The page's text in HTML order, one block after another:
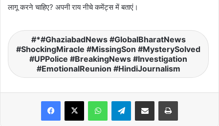
लागू करने चाहिए? अपनी राय नीचे कमेंट्स में बताएं।
*#GhaziabadNews #GlobalBharatNews
#ShockingMiracle #MissingSon #MysterySolved
#UPPolice #BreakingNews #Investigation
#EmotionalReunion #HindiJournalism
Facebook
X WhatsAppTelegramShare via Email Print